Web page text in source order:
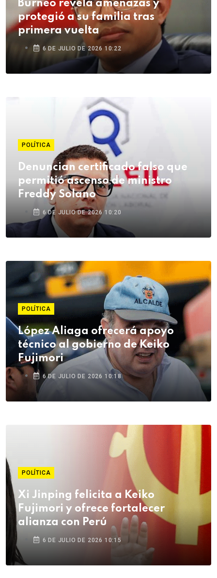
Burneo revela amenazas y
protegió a su familia tras
primera vuelta
6 DE JULIO DE 2026 10:22
POLÍTICA
Denuncian certificado falso que
permitió ascenso de ministro
Freddy Solano
6 DE JULIO DE 2026 10:20
POLÍTICA
López Aliaga ofrecerá apoyo
técnico al gobierno de Keiko
Fujimori
6 DE JULIO DE 2026 10:18
POLÍTICA
Xi Jinping felicita a Keiko
Fujimori y ofrece fortalecer
alianza con Perú
6 DE JULIO DE 2026 10:15